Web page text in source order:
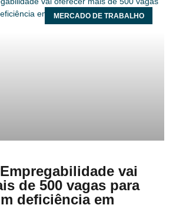
MERCADO DE TRABALHO
vai
de 500 vagas para
deficiência em